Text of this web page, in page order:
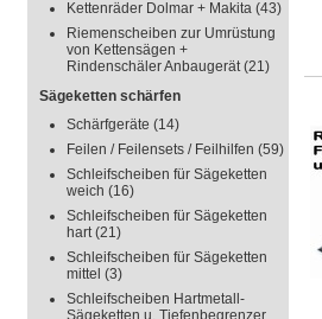
Kettenräder Dolmar + Makita (43)
Riemenscheiben zur Umrüstung
von Kettensägen +
Rindenschäler Anbaugerät(21)
Sägeketten schärfen
Schärfgeräte (14)
Feilen / Feilensets / Feilhilfen (59)
Schleifscheiben für Sägeketten
weich (16)
Schleifscheiben für Sägeketten
hart(21)
Schleifscheiben für Sägeketten
mittel (3)
Schleifscheiben Hartmetall-
Sägeketten u. Tiefenbegrenzer